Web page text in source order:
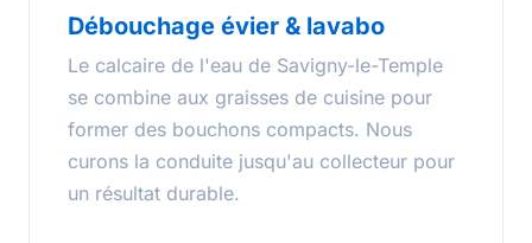
Débouchage évier & lavabo
Le calcaire de l'eau de Savigny-le-Temple
se combine aux graisses de cuisine pour
former des bouchons compacts. Nous
curons la conduite jusqu'au collecteur pour
un résultat durable.